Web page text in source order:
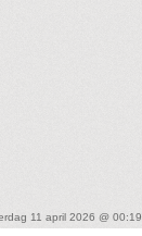
11 april 2026 @ 00:19